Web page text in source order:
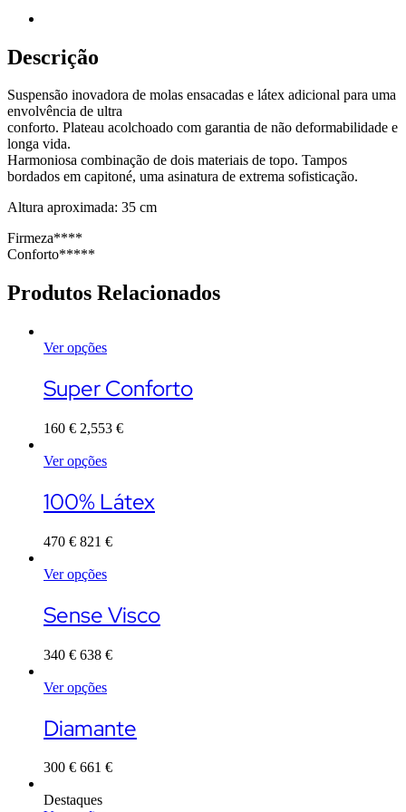
Descrição
Suspensão inovadora de molas ensacadas e látex adicional para uma
envolvência de ultra
conforto. Plateau acolchoado com garantia de não deformabilidade e
longa vida.
Harmoniosa combinação de dois materiais de topo. Tampos
bordados em capitoné, uma asinatura de extrema sofisticação.
Altura aproximada: 35 cm
Firmeza****
Conforto*****
Produtos Relacionados
Ver opções
product
has
variants.
options
be
chosen
the
page
Super Conforto
160 € 2,553 €
Ver opções
product
has
variants.
options
be
chosen
the
page
100% Látex
470 € 821 €
Ver opções
product
has
variants.
options
be
chosen
the
page
Sense Visco
340 € 638 €
Ver opções
product
has
variants.
options
Diamante
300 € 661 €
Destaques